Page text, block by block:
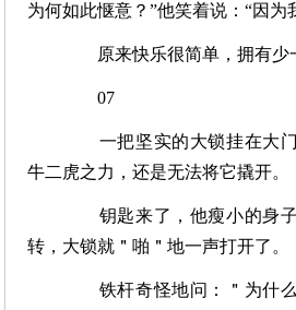
为何如此惬意？”他笑着说：“因为
原来快乐很简单，拥有少
07
一把坚实的大锁挂在大门
牛二虎之力，还是无法将它撬开。
钥匙来了，他瘦小的身子
转，大锁就＂啪＂地一声打开了。
铁杆奇怪地问：＂为什么